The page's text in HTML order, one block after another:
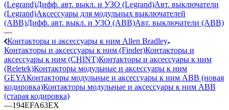
(Legrand)Дифф. авт. выкл. и УЗО (Legrand)Авт. выключатели
(Legrand)Аксессуары для модульных выключателей
(ABB)Дифф. авт. выкл. и УЗО (ABB)Авт. выключатели (ABB)
—
Контакторы и аксессуары к ним Allen Bradley
Контакторы и аксессуары к ним (Finder)Контакторы и
аксессуары к ним (CHINT)Контакторы и аксессуары к ним
(Reletek)Контакторы модульные и аксессуары к ним
GEYAКонтакторы модульные и аксессуары к ним ABB (новая
кодировка)Контакторы модульные и аксессуары к ним ABB
(старая кодировка)
—194EFA63EX